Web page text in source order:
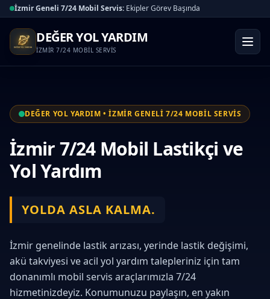
İzmir Geneli 7/24 Mobil Servis: Ekipler Görev Başında
DEĞER YOL YARDIM
İZMİR 7/24 MOBİL SERVİS
DEĞER YOL YARDIM • İZMİR GENELİ 7/24 MOBİL SERVİS
İzmir 7/24 Mobil Lastikçi ve
Yol Yardım
YOLDA ASLA KALMA.
İzmir genelinde lastik arızası, yerinde lastik değişimi,
akü takviyesi ve acil yol yardım talepleriniz için tam
donanımlı mobil servis araçlarımızla 7/24
hizmetinizdeyiz. Konumunuzu paylaşın, en yakın